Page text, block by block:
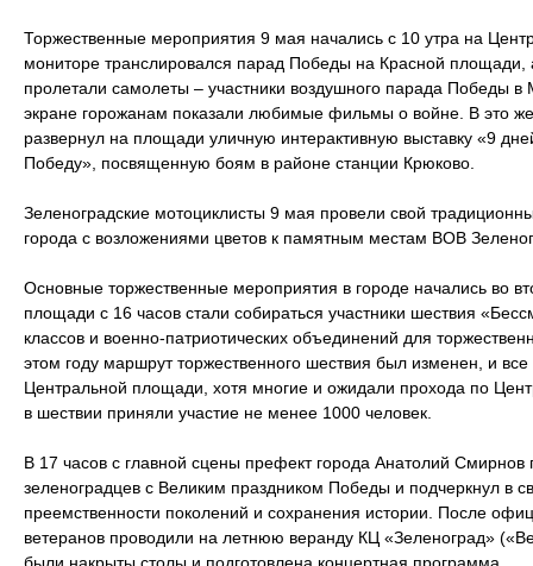
Торжественные мероприятия 9 мая начались с 10 утра на
мониторе транслировался парад Победы на Красной площади,
пролетали самолеты – участники воздушного парада Победы
экране горожанам показали любимые фильмы о войне. В это
развернул на площади уличную интерактивную выставку «9
Победу», посвященную боям в районе станции Крюково.
Зеленоградские мотоциклисты 9 мая провели свой
города с возложениями цветов к памятным местам ВОВ
Основные торжественные мероприятия в городе начались во
площади с 16 часов стали собираться участники шествия
классов и военно-патриотических объединений для
этом году маршрут торжественного шествия был изменен, и
Центральной площади, хотя многие и ожидали прохода по
в шествии приняли участие не менее 1000 человек.
В 17 часов с главной сцены префект города Анатолий Смирнов
зеленоградцев с Великим праздником Победы и подчеркнул в
преемственности поколений и сохранения истории. После
ветеранов проводили на летнюю веранду КЦ «Зеленоград»